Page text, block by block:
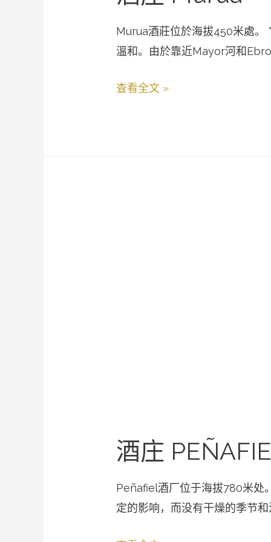
Murua酒莊位於海拔450米處。
溫和。由於靠近Mayor河和
查看全文 »
酒庄
Peñafiel酒厂位于海拔780米处
定的影响，而没有干燥的季节和